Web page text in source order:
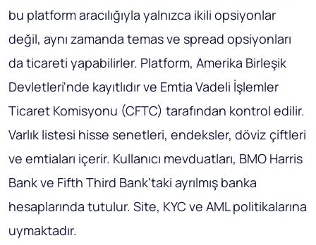
bu platform aracılığıyla yalnızca ikili opsiyonlar
değil, aynı zamanda temas ve spread opsiyonları
da ticareti yapabilirler. Platform, Amerika Birleşik
Devletleri'nde kayıtlıdır ve Emtia Vadeli İşlemler
Ticaret Komisyonu (CFTC) tarafından kontrol edilir.
Varlık listesi hisse senetleri, endeksler, döviz çiftleri
ve emtiaları içerir. Kullanıcı mevduatları, BMO Harris
Bank ve Fifth Third Bank'taki ayrılmış banka
hesaplarında tutulur. Site, KYC ve AML politikalarına
uymaktadır.